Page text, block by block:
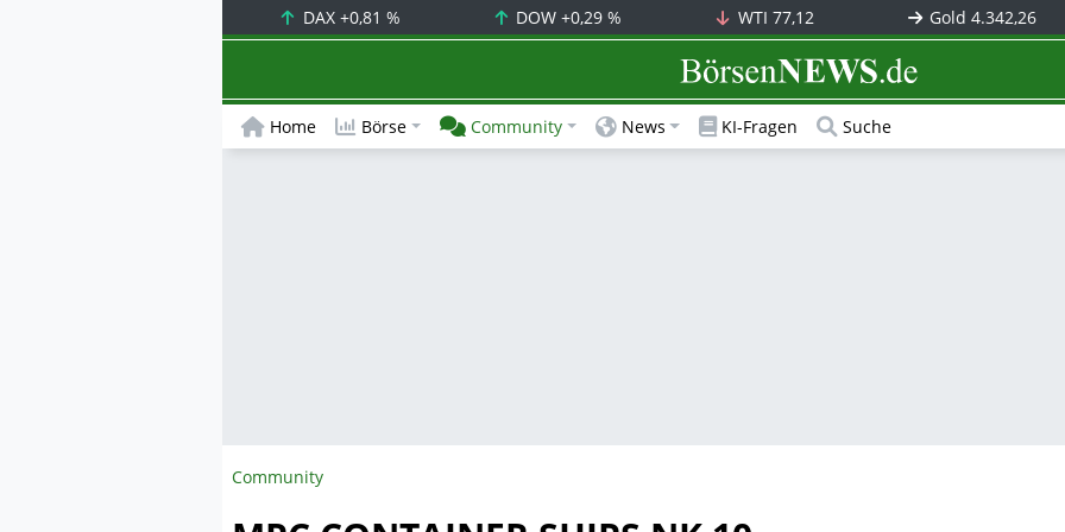
DAX +0,81 % DOW+0,29 % WTI 77,12 Gold4.342,26
BörsenNEWS.de
Home Börse Community News KI-Fragen Suche
Community